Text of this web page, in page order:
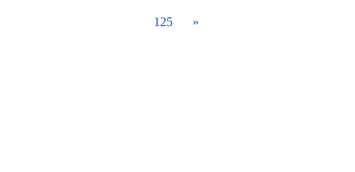
125 »